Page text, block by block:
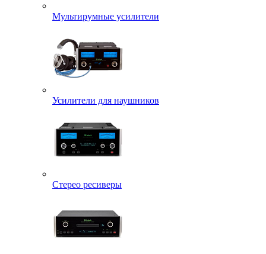
Мультирумные усилители
Усилители для наушников
Стерео ресиверы